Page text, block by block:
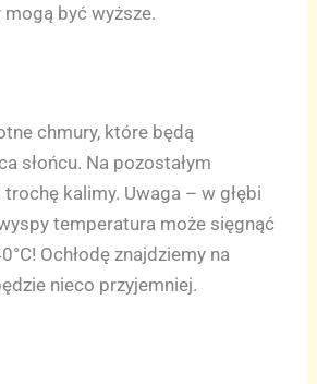
być wyższe.
chmury, które będą
słońcu. Na pozostałym
trochę kalimy. Uwaga – w głębi
temperatura może sięgnąć
Ochłodę znajdziemy na
nieco przyjemniej.